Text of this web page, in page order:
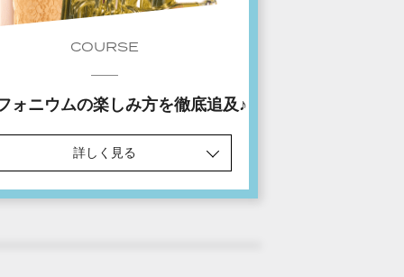
COURSE
ォニウムの楽しみ方を徹底追及♪
詳しく見る